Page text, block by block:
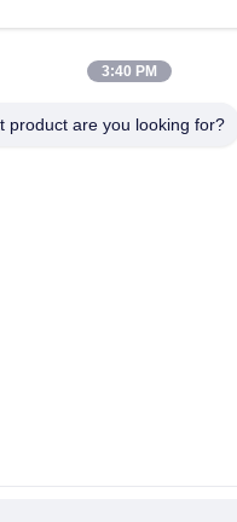
106, distretto di Huadu,
3:40 PM
product are you looking for?